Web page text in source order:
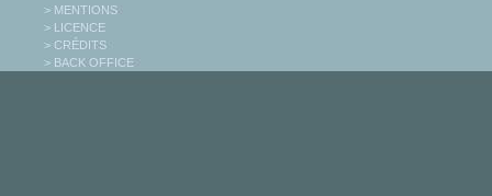
> MENTIONS
> LICENCE
> CRÉDITS
> BACK OFFICE